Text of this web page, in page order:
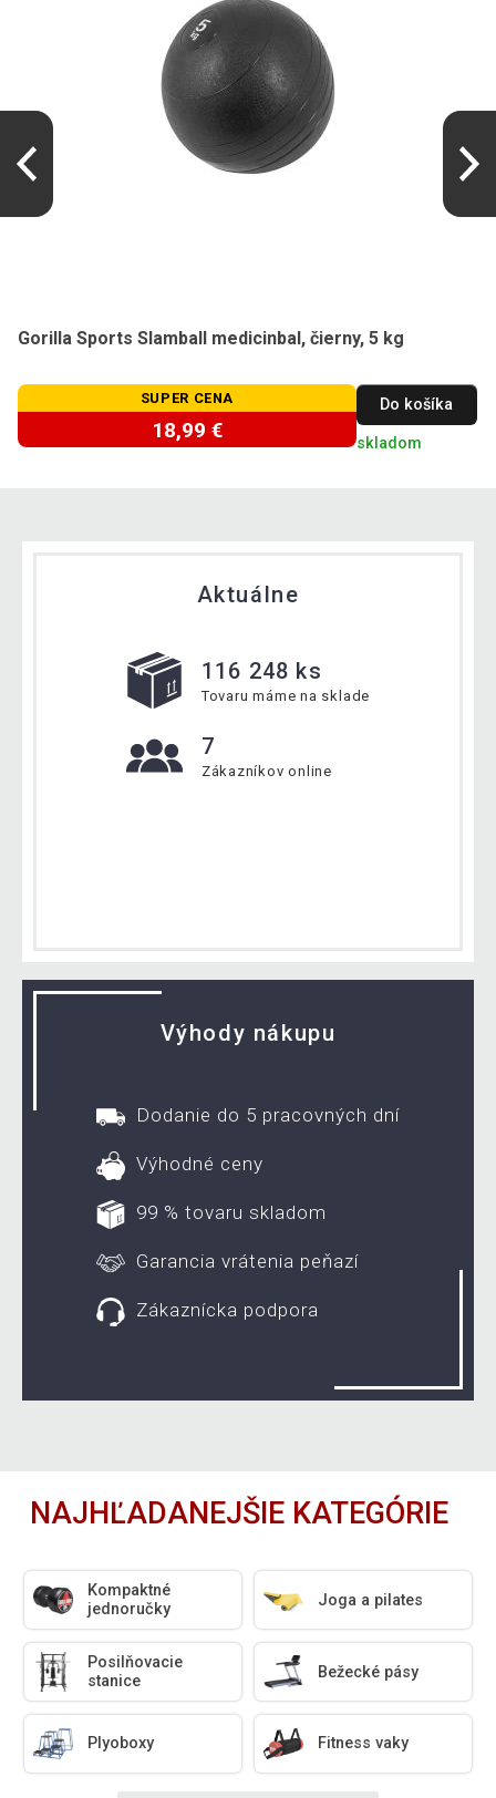
Gorilla Sports Slamball medicinbal, čierny, 5 kg
SUPER CENA
18,99 €
Do košíka
skladom
Aktuálne
116 248 ks
Tovaru máme na sklade
7
Zákazníkov online
Výhody nákupu
Dodanie do 5 pracovných dní
Výhodné ceny
99 % tovaru skladom
Garancia vrátenia peňazí
Zákaznícka podpora
NAJHĽADANEJŠIE KATEGÓRIE
Kompaktné
jednoručky
Joga a pilates
Posilňovacie
stanice
Bežecké pásy
Plyoboxy Fitness vaky